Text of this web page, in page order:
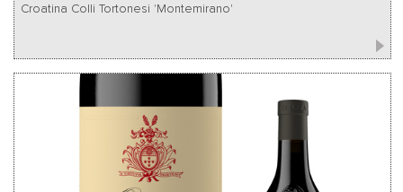
Croatina Colli Tortonesi 'Montemirano'